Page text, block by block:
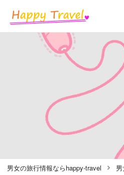
男女の旅行情報ならhappy-travel